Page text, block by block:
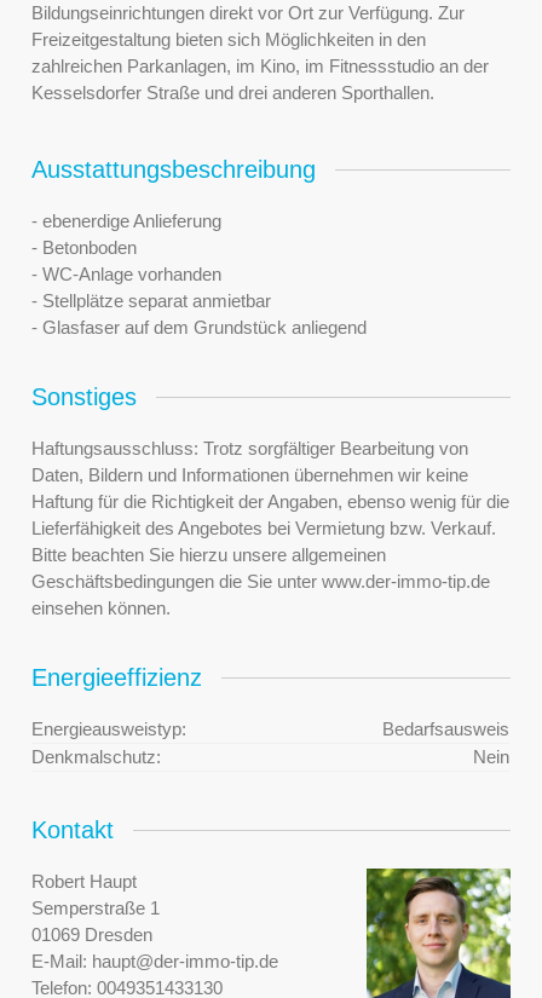
Bildungseinrichtungen direkt vor Ort zur Verfügung. Zur
Freizeitgestaltung bieten sich Möglichkeiten in den
zahlreichen Parkanlagen, im Kino, im Fitnessstudio an der
Kesselsdorfer Straße und drei anderen Sporthallen.
Ausstattungsbeschreibung
- ebenerdige Anlieferung
- Betonboden
- WC-Anlage vorhanden
- Stellplätze separat anmietbar
- Glasfaser auf dem Grundstück anliegend
Sonstiges
Haftungsausschluss: Trotz sorgfältiger Bearbeitung von
Daten, Bildern und Informationen übernehmen wir keine
Haftung für die Richtigkeit der Angaben, ebenso wenig für die
Lieferfähigkeit des Angebotes bei Vermietung bzw. Verkauf.
Bitte beachten Sie hierzu unsere allgemeinen
Geschäftsbedingungen die Sie unter www.der-immo-tip.de
einsehen können.
Energieeffizienz
Energieausweistyp:
Bedarfsausweis
Denkmalschutz:
Nein
Kontakt
Robert Haupt
Semperstraße 1
01069 Dresden
E-Mail: haupt@der-immo-tip.de
Telefon: 0049351433130